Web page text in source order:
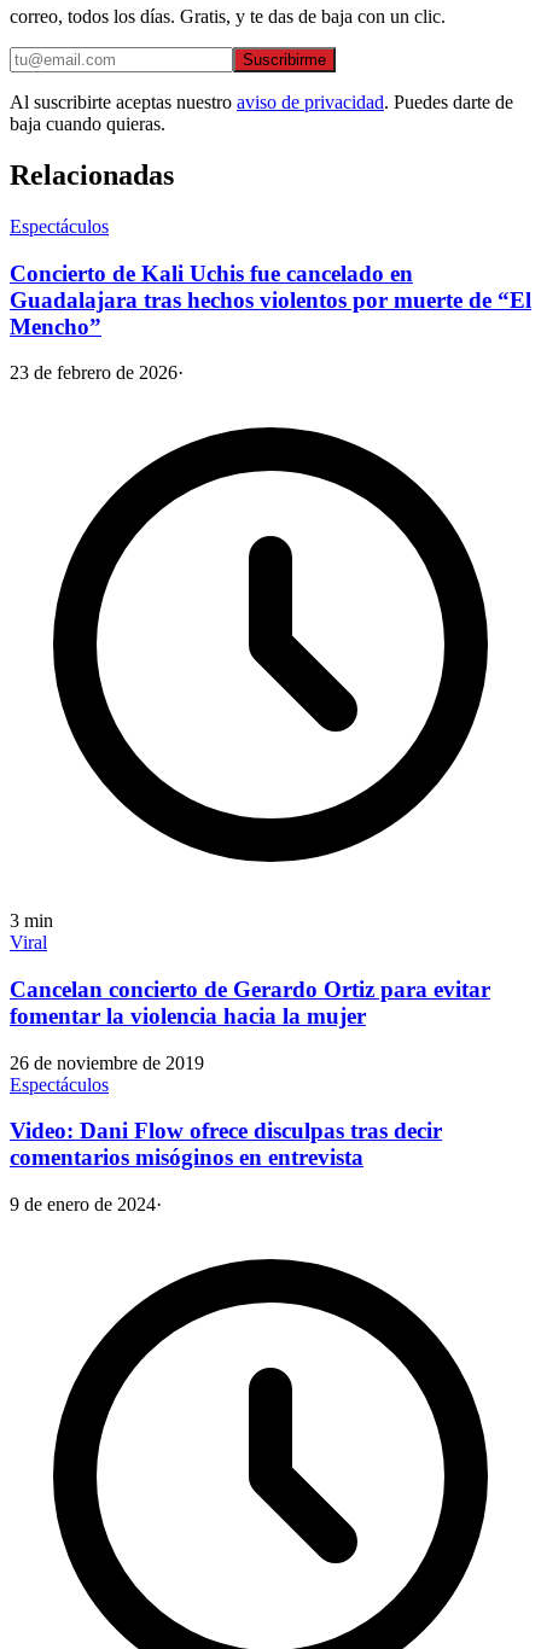
correo, todos los días. Gratis, y te das de baja con un clic.
Suscribirme
Al suscribirte aceptas nuestro aviso de privacidad. Puedes darte de
baja cuando quieras.
Relacionadas
Espectáculos
Concierto de Kali Uchis fue cancelado en
Guadalajara tras hechos violentos por muerte de “El
Mencho”
23 de febrero de 2026·
3 min
Viral
Cancelan concierto de Gerardo Ortiz para evitar
fomentar la violencia hacia la mujer
26 de noviembre de 2019
Espectáculos
Video: Dani Flow ofrece disculpas tras decir
comentarios misóginos en entrevista
9 de enero de 2024·